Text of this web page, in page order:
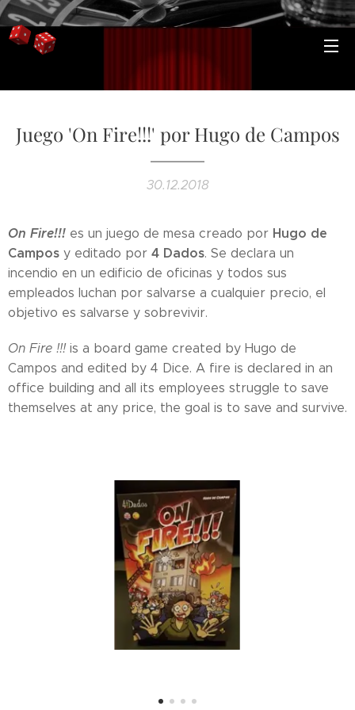
Juego 'On Fire!!!' por Hugo de Campos
30.12.2018
On Fire!!! es un juego de mesa creado por Hugo de
Campos y editado por 4 Dados. Se declara un
incendio en un edificio de oficinas y todos sus
empleados luchan por salvarse a cualquier precio, el
objetivo es salvarse y sobrevivir.
On Fire !!!is a board game created by Hugo de
Campos and edited by 4 Dice. A fire is declared in an
office building and all its employees struggle to save
themselves at any price, the goal is to save and survive.